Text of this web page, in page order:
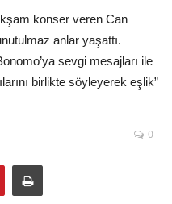
konser veren Can
anlar yaşattı.
sevgi mesajları ile
birlikte söyleyerek eşlik”
0